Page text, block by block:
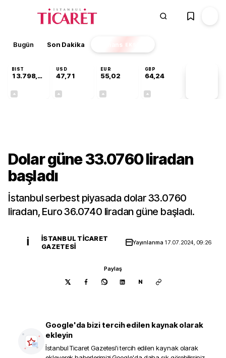
Bugün Son Dakika Finans EKSTRA
BIST
13.798,82
USD
47,71
EUR
55,02
GBP
64,24
Dolar güne 33.0760 liradan
başladı
İstanbul serbest piyasada dolar 33.0760
liradan, Euro 36.0740 liradan güne başladı.
İ
İSTANBUL TICARET
GAZETESI
Yayınlanma 17.07.2024, 09:26
Paylaş
N
Google'da bizi tercih edilen kaynak olarak
ekleyin
İstanbul Ticaret Gazetesi'i tercih edilen kaynak olarak